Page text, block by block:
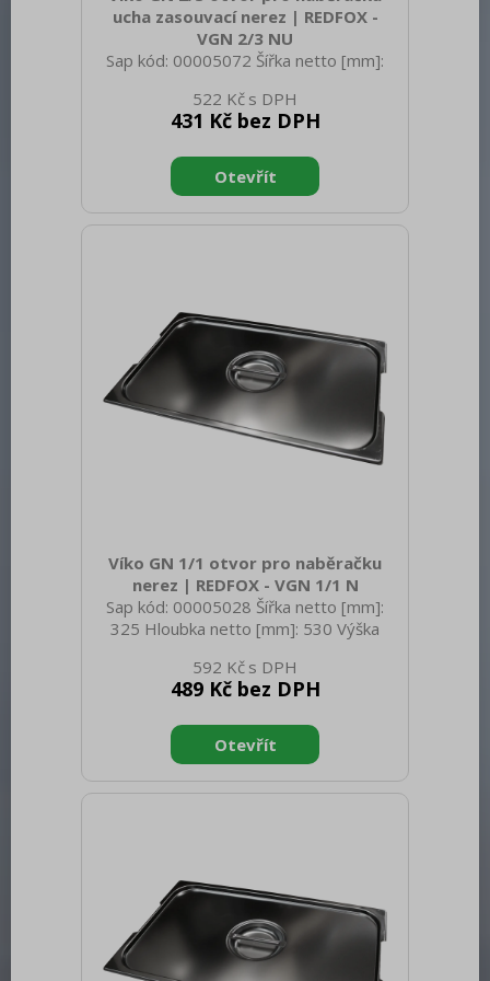
ucha zasouvací nerez | REDFOX -
VGN 2/3 NU
Sap kód: 00005072 Šířka netto [mm]:
netto [mm]: 20 Hmotnost netto [kg]:
0.80 Šířka brutto [mm]: 550 Hloubka
320 Hmotnost brutto [kg]: 0.90
Materiál: Nerez Těsnění: Ne Úchyty: Ano
Vnější barva zařízení: Nerezové Velikost
522 Kč
431 Kč bez DPH
Víko GN 1/1 otvor pro naběračku
nerez | REDFOX - VGN 1/1 N
Sap kód: 00005028 Šířka netto [mm]:
325 Hloubka netto [mm]: 530 Výška
1.05 Šířka brutto [mm]: 550 Hloubka
brutto [mm]: 350 Výška brutto [mm]:
Materiál: Nerez Těsnění: Ne Úchyty: Ne
Vnější barva zařízení: Nerezové Velikost
GN / EN zařízení [mm]: GN 1/1 Otvor
592 Kč
489 Kč bez DPH